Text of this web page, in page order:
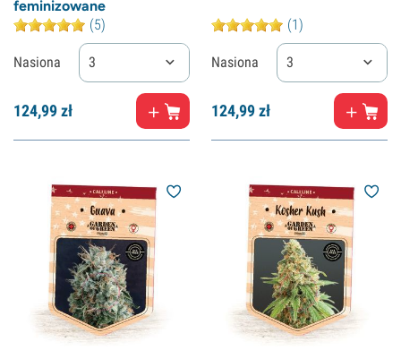
feminizowane
(5)
Nasiona 3
124,99zł
(1)
Nasiona 3
124,99zł